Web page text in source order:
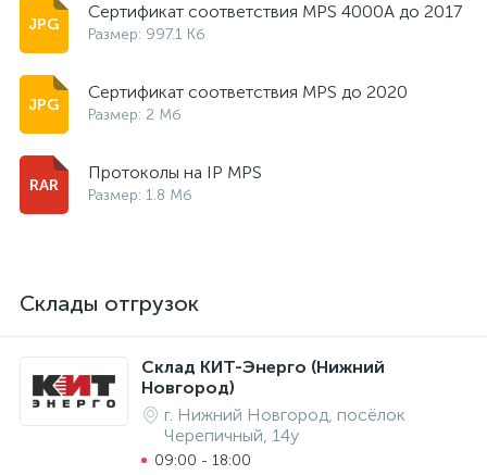
Cертификат соответствия MPS 4000A до 2017
Размер: 997.1 Кб
Cертификат соответствия MPS до 2020
Размер: 2 Мб
Протоколы на IP MPS
Размер: 1.8 Мб
Склады отгрузок
Склад КИТ-Энерго (Нижний
Новгород)
г. Нижний Новгород, посёлок
Черепичный, 14у
09:00 - 18:00